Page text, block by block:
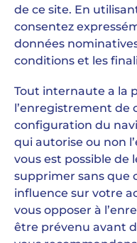
de ce site. En
consentez
données
conditions et les
Tout internaute a la
l’enregistrement de
configuration du
qui autorise ou non
vous est possible de
supprimer sans que
influence sur votre
vous opposer à
être prévenu avant